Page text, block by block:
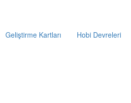
Geliştirme Kartları Hobi Devreleri